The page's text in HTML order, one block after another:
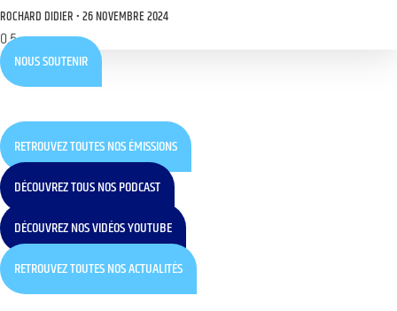
ROCHARD DIDIER 26 NOVEMBRE 2024
NOUS SOUTENIR
RETROUVEZ TOUTES NOS ÉMISSIONS
DÉCOUVREZ TOUS NOS PODCAST
DÉCOUVREZ NOS VIDÉOS YOUTUBE
RETROUVEZ TOUTES NOS ACTUALITÉS